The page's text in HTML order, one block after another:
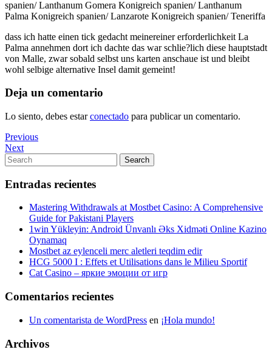
spanien/ Lanthanum Gomera Konigreich spanien/ Lanthanum
Palma Konigreich spanien/ Lanzarote Konigreich spanien/ Teneriffa
dass ich hatte einen tick gedacht meinereiner erforderlichkeit La
Palma annehmen dort ich dachte das war schlie?lich diese hauptstadt
von Malle, zwar sobald selbst uns karten anschaue ist und bleibt
wohl selbige alternative Insel damit gemeint!
Deja un comentario
Lo siento, debes estarconectado para publicar un comentario.
Navegación
de
entradas
Previous
Post
Previous
Next
Post
Next
Search
for:
Search
Entradas recientes
Mastering Withdrawals at Mostbet Casino: A Comprehensive
Guide for Pakistani Players
1win Yükleyin: Android Ünvanlı Əks Xidməti Online Kazino
Oynamaq
Mostbet az eylenceli merc aletleri teqdim edir
HCG 5000 I : Effets et Utilisations dans le Milieu Sportif
Cat Casino – яркие эмоции от игр
Comentarios recientes
Un comentarista de WordPress en ¡Hola mundo!
Archivos